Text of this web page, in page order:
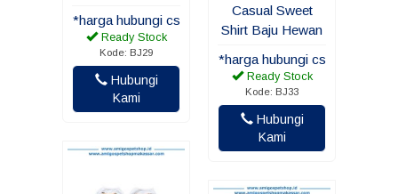
*harga hubungi cs
Ready Stock
Kode: BJ29
Hubungi
Kami
Casual Sweet
Shirt Baju Hewan
*harga hubungi cs
Ready Stock
Kode: BJ33
Hubungi
Kami